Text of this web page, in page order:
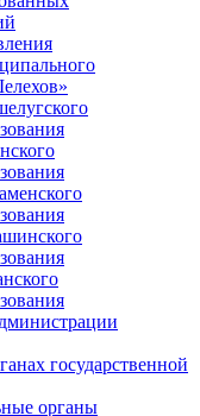
государственной
органы